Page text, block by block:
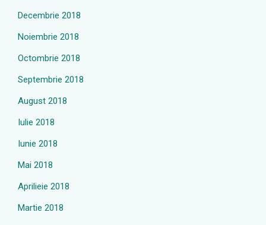
Decembrie 2018
Noiembrie 2018
Octombrie 2018
Septembrie 2018
August 2018
Iulie 2018
Iunie 2018
Mai 2018
Aprilieie 2018
Martie 2018